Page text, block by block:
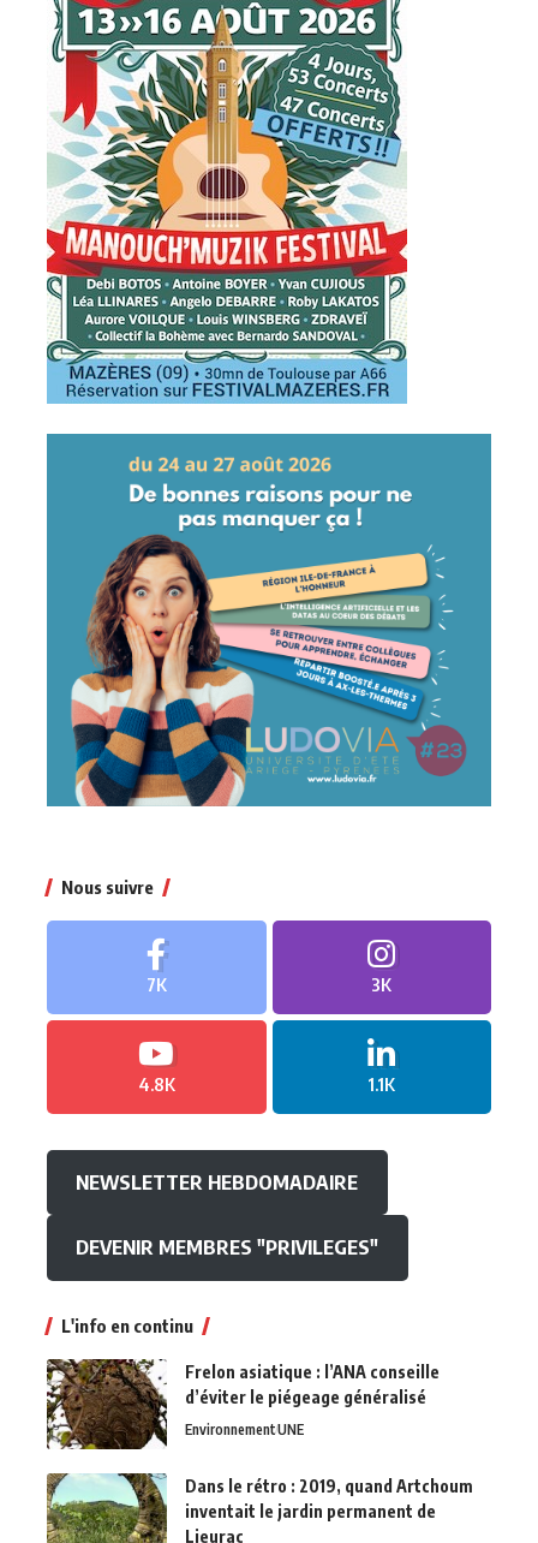
Nous suivre
7K 3K
4.8K 1.1K
NEWSLETTER HEBDOMADAIRE
DEVENIR MEMBRES "PRIVILEGES"
L'info en continu
Frelon asiatique : l’ANA conseille
d’éviter le piégeage généralisé
EnvironnementUNE
Dans le rétro : 2019, quand Artchoum
inventait le jardin permanent de
Lieurac